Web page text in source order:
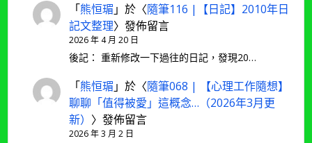
「熊恒瑂 」於〈隨筆116 |【日記】2010年日
記文整理〉發佈留言
2026 年 4 月 20 日
後記： 重新修改一下過往的日記，發現20…
「熊恒瑂 」於〈隨筆068 | 【心理工作隨想】
聊聊「值得被愛」這概念…（2026年3月更
新） 〉發佈留言
2026 年 3 月 2 日